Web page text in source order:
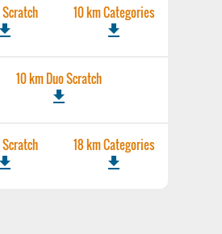
file_download
10 km Categories
file_download
10 km Duo Scratch
file_download
file_download
18 km Categories
file_download